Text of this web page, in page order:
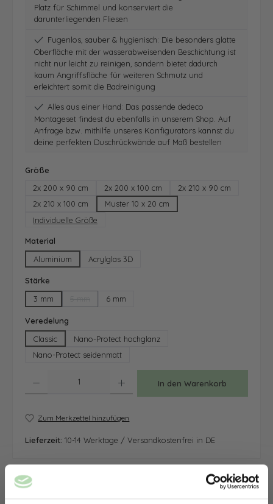
Platz für Schimmel und konserviert die
darunterliegenden Fliesen
Fugenlos, sauber & hygienisch: Die besonders glatte
Oberfläche mit der wasserabweisenden Beschichtung ist
nicht nur leicht zu reinigen, sondern bietet dadurch
kaum Angriffsfläche für weiteren Schmutz und
erleichtert somit die Badreinigung
Alles aus einer Hand: Das passende dedeco
Montageset findest du ebenfalls in unserem Shop. Auf
Anfrage bzw. mithilfe unseres Konfigurators kannst du
deine perfekten Duschrückwände auf Maß bestellen
Größe
2x 200 x 90 cm
2x 200 x 100 cm
2x 210 x 90 cm
2x 210 x 100 cm
Muster 10 x 20 cm
Individuelle Größe
Material
Aluminium
Acrylglas 3D
Stärke
3 mm
(Diese Option ist zurzeit nicht verfügbar.)
6 mm
Veredelung
Classic
Nano-Protect hochglanz
Nano-Protect seidenmatt
In den Warenkorb
Zum Merkzettel hinzufügen
Lieferzeit: 10-14 Werktage / Versandkostenfrei in DE